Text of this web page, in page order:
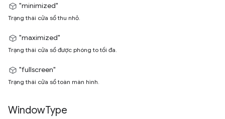
"minimized"
Trạng thái cửa sổ thu nhỏ.
"maximized"
Trạng thái cửa sổ được phóng to tối đa.
"fullscreen"
Trạng thái cửa sổ toàn màn hình.
WindowType